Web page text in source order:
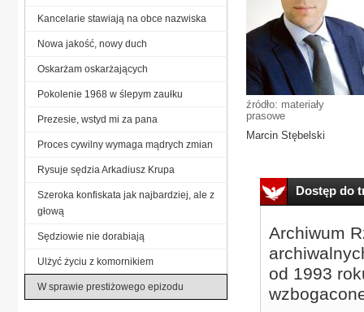
źródło: materiały
prasowe
Marcin Stębelski
Dostęp do
Archiwum
od 1993
Kancelarie stawiają na obce nazwiska
Nowa jakość, nowy duch
Oskarżam oskarżających
Pokolenie 1968 w ślepym zaułku
Prezesie, wstyd mi za pana
Proces cywilny wymaga mądrych zmian
Rysuje sędzia Arkadiusz Krupa
Szeroka konfiskata jak najbardziej, ale z
głową
Sędziowie nie dorabiają
Ulżyć życiu z komornikiem
W sprawie prestiżowego epizodu